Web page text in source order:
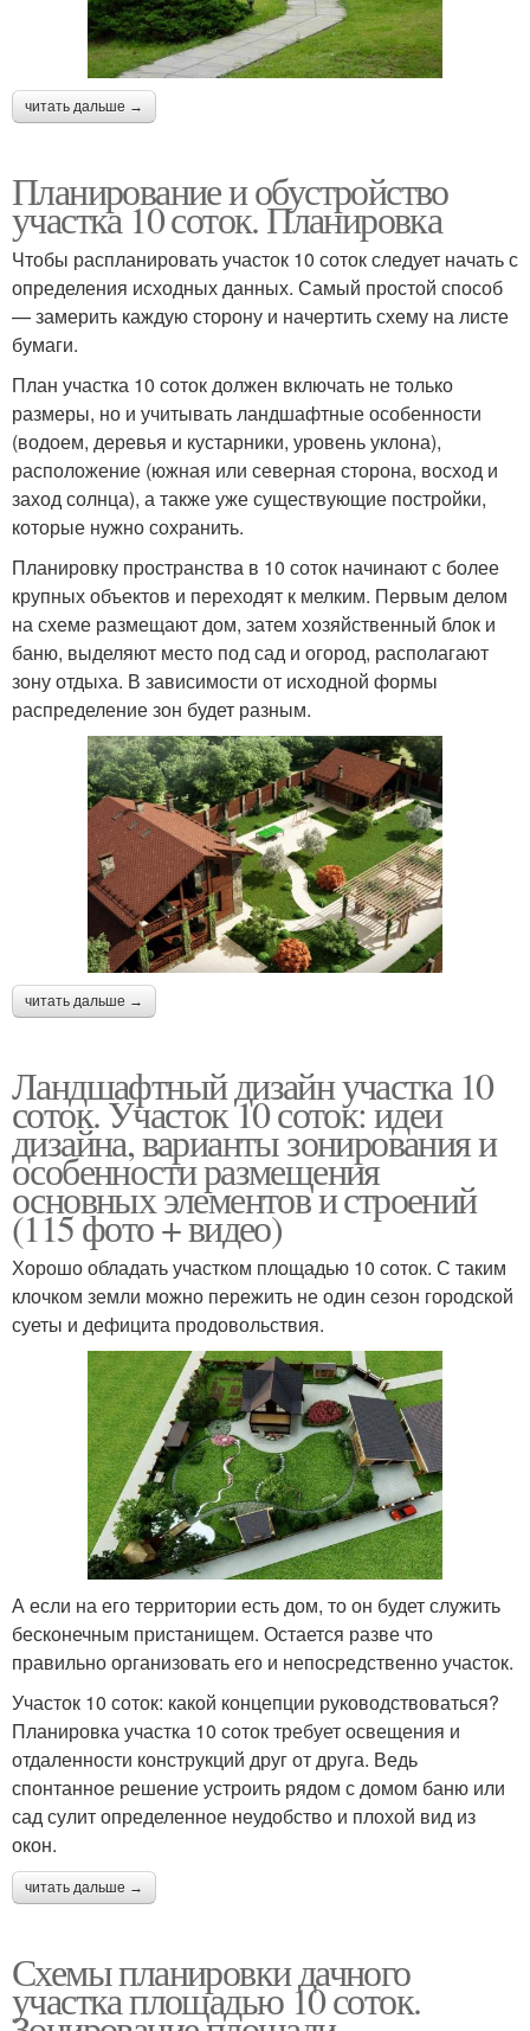
читать дальше →
Планирование и обустройство
участка 10 соток. Планировка
Чтобы распланировать участок 10 соток следует начать с
определения исходных данных. Самый простой способ
— замерить каждую сторону и начертить схему на листе
бумаги.
План участка 10 соток должен включать не только
размеры, но и учитывать ландшафтные особенности
(водоем, деревья и кустарники, уровень уклона),
расположение (южная или северная сторона, восход и
заход солнца), а также уже существующие постройки,
которые нужно сохранить.
Планировку пространства в 10 соток начинают с более
крупных объектов и переходят к мелким. Первым делом
на схеме размещают дом, затем хозяйственный блок и
баню, выделяют место под сад и огород, располагают
зону отдыха. В зависимости от исходной формы
распределение зон будет разным.
читать дальше →
Ландшафтный дизайн участка 10
соток. Участок 10 соток: идеи
дизайна, варианты зонирования и
особенности размещения
основных элементов и строений
(115 фото + видео)
Хорошо обладать участком площадью 10 соток. С таким
клочком земли можно пережить не один сезон городской
суеты и дефицита продовольствия.
А если на его территории есть дом, то он будет служить
бесконечным пристанищем. Остается разве что
правильно организовать его и непосредственно участок.
Участок 10 соток: какой концепции руководствоваться?
Планировка участка 10 соток требует освещения и
отдаленности конструкций друг от друга. Ведь
спонтанное решение устроить рядом с домом баню или
сад сулит определенное неудобство и плохой вид из
окон.
читать дальше →
Схемы планировки дачного
участка площадью 10 соток.